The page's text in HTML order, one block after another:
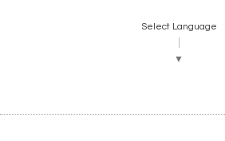
Select Language
▼